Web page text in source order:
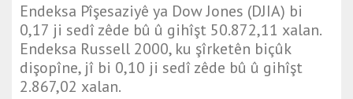
Endeksa Pîşesaziyê ya Dow Jones (DJIA) bi
0,17 ji sedî zêde bû û gihîşt 50.872,11 xalan.
Endeksa Russell 2000, ku şîrketên biçûk
dişopîne, jî bi 0,10 ji sedî zêde bû û gihîşt
2.867,02 xalan.